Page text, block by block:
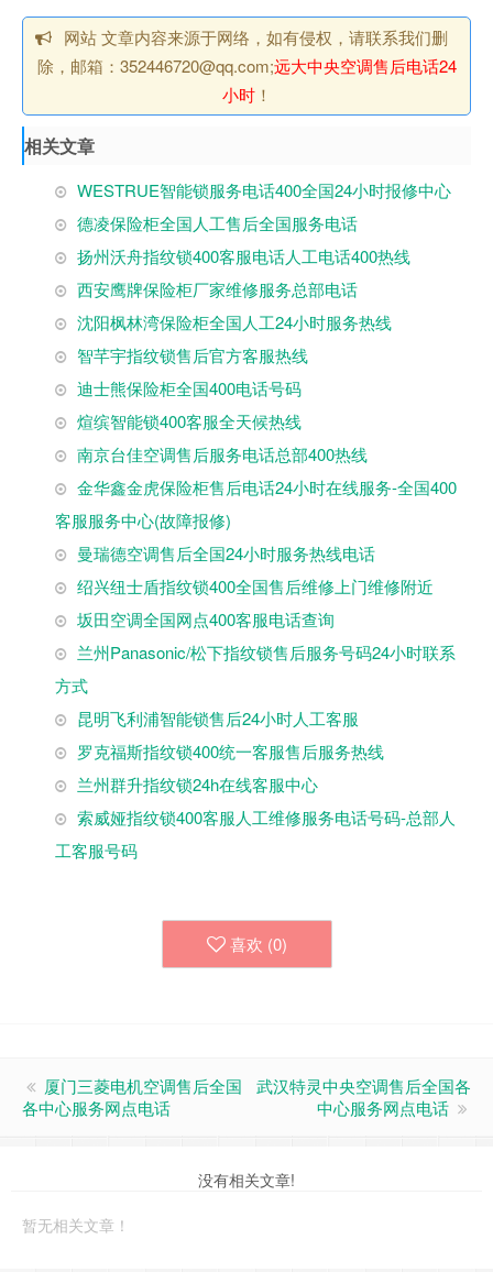
网站 文章内容来源于网络，如有侵权，请联系我们删
除，邮箱：352446720@qq.com;远大中央空调售后电话24
小时！
相关文章
WESTRUE智能锁服务电话400全国24小时报修中心
德凌保险柜全国人工售后全国服务电话
扬州沃舟指纹锁400客服电话人工电话400热线
西安鹰牌保险柜厂家维修服务总部电话
沈阳枫林湾保险柜全国人工24小时服务热线
智芊宇指纹锁售后官方客服热线
迪士熊保险柜全国400电话号码
煊缤智能锁400客服全天候热线
南京台佳空调售后服务电话总部400热线
金华鑫金虎保险柜售后电话24小时在线服务-全国400
客服服务中心(故障报修)
曼瑞德空调售后全国24小时服务热线电话
绍兴纽士盾指纹锁400全国售后维修上门维修附近
坂田空调全国网点400客服电话查询
兰州Panasonic/松下指纹锁售后服务号码24小时联系
方式
昆明飞利浦智能锁售后24小时人工客服
罗克福斯指纹锁400统一客服售后服务热线
兰州群升指纹锁24h在线客服中心
索威娅指纹锁400客服人工维修服务电话号码-总部人
工客服号码
喜欢 (0)
厦门三菱电机空调售后全国
各中心服务网点电话
武汉特灵中央空调售后全国各
中心服务网点电话
没有相关文章!
暂无相关文章！